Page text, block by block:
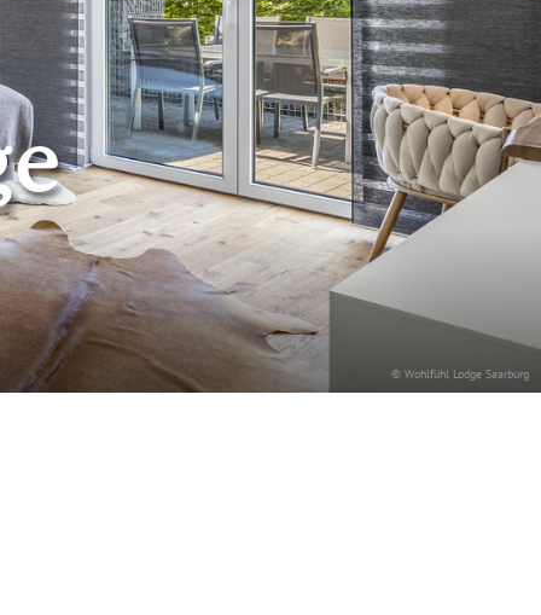
© Wohlfühl Lodge Saarburg